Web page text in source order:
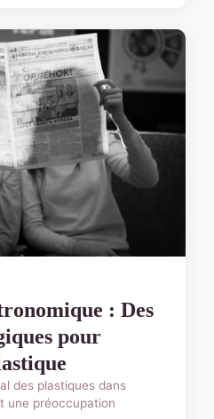
: Des
pour
des plastiques dans
une préoccupation